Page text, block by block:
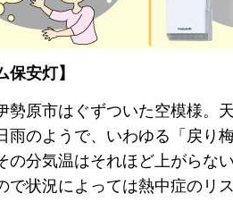
保安灯】
勢原市はぐずついた空模様。
雨のようで、いわゆる「戻り
の分気温はそれほど上がらな
で状況によっては熱中症のリ